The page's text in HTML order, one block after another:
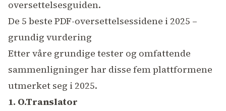
oversettelsesguiden.
De 5 beste PDF-oversettelsessidene i 2025 –
grundig vurdering
Etter våre grundige tester og omfattende
sammenligninger har disse fem plattformene
utmerket seg i 2025.
1. O.Translator